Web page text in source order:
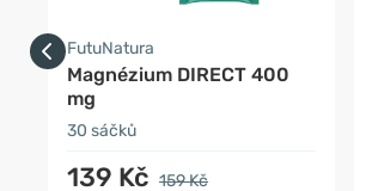
FutuNatura
Magnézium DIRECT 400
mg
30 sáčků
139 Kč 159 Kč